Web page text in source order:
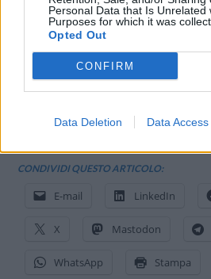
Personal Data that Is Unrelated
Purposes for which it was
Opted Out
CONFIRM
Data Deletion Data Access
CONDIVIDI QUESTO ARTICOLO:
E-mail LinkedIn
X Mastodon
WhatsApp Stampa